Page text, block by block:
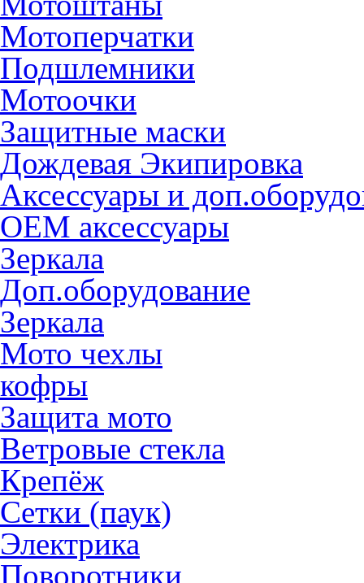
Мотоперчатки
Подшлемники
Мотоочки
Защитные маски
Дождевая Экипировка
Аксессуары и
OEM аксессуары
Зеркала
Доп.оборудование
Зеркала
Мото чехлы
кофры
Защита мото
Ветровые стекла
Крепёж
Сетки (паук)
Электрика
Поворотники